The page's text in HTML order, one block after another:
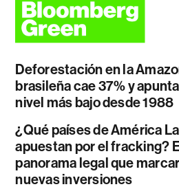
Deforestación en la
brasileña cae 37% y
nivel más bajo desde 1988
¿Qué países de América
apuestan por el fracking?
panorama legal que
nuevas inversiones